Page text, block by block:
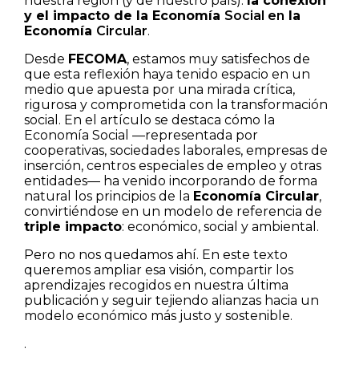
y el impacto de la Economía Social en la
Economía Circular.
Desde FECOMA, estamos muy satisfechos de
que esta reflexión haya tenido espacio en un
medio que apuesta por una mirada crítica,
rigurosa y comprometida con la transformación
social. En el artículo se destaca cómo la
Economía Social —representada por
cooperativas, sociedades laborales, empresas de
inserción, centros especiales de empleo y otras
entidades— ha venido incorporando de forma
natural los principios de la Economía Circular,
convirtiéndose en un modelo de referencia de
triple impacto: económico, social y ambiental.
Pero no nos quedamos ahí. En este texto
queremos ampliar esa visión, compartir los
aprendizajes recogidos en nuestra última
publicación y seguir tejiendo alianzas hacia un
modelo económico más justo y sostenible.
.